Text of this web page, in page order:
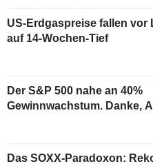
US-Erdgaspreise fallen vor
auf 14-Wochen-Tief
Der S&P 500 nahe an 40%
Gewinnwachstum. Danke,
Das SOXX-Paradoxon: